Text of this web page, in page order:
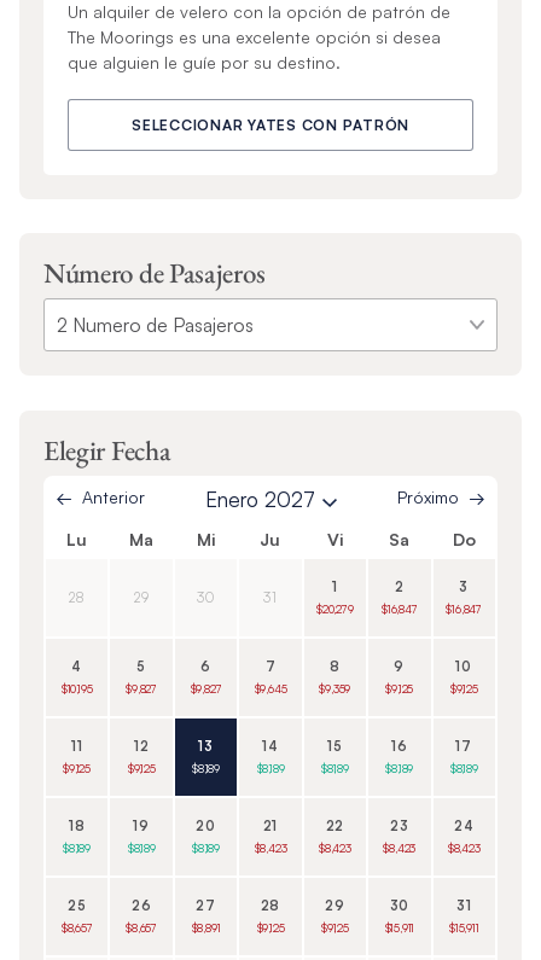
Un alquiler de velero con la opción de patrón de
The Moorings es una excelente opción si desea
que alguien le guíe por su destino.
SELECCIONAR YATES CON PATRÓN
Número de Pasajeros
Elegir Fecha
Anterior Enero 2027 Próximo
Lu Ma Mi Ju Vi Sa Do
28 29 30 31
1
$20,279
2
$16,847
3
$16,847
4
$10,195
5
$9,827
6
$9,827
7
$9,645
8
$9,359
9
$9,125
10
$9,125
11
$9,125
12
$9,125
13
$8,189
14
$8,189
15
$8,189
16
$8,189
17
$8,189
18
$8,189
19
$8,189
20
$8,189
21
$8,423
22
$8,423
23
$8,423
24
$8,423
25
$8,657
26
$8,657
27
$8,891
28
$9,125
29
$9,125
30
$15,911
31
$15,911